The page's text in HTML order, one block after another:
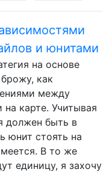
и юнитами
на основе
как
между
карте. Учитывая
должен быть в
юнит стоять на
В то же
единицу, я захочу